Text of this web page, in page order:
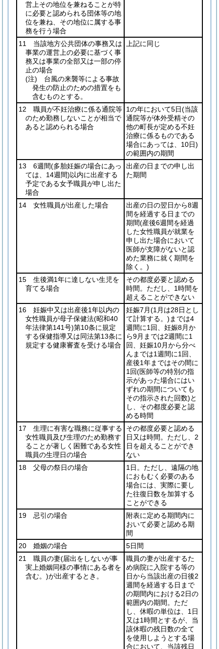
営上その地位を兼ねることが特
に必要と認められる団体等の地
位を兼ね、その地位に属する事
務を行う場合
11 当該地方公共団体の事務又は
事業の運営上の必要に基づく事
務又は事業の全部又は一部の停
止の場合
(注) 台風の来襲等による事故
発生の防止のための措置をも
含むものとする。
上記に同じ
12 職員が不妊治療に係る通院等
のため勤務しないことが相当で
あると認められる場合
1の年において5日(当該
通院等が体外受精その
他の町長が定める不妊
治療に係るものである
場合にあっては、10日)
の範囲内の期間
13 6週間(多胎妊娠の場合にあっ
ては、14週間)以内に出産する
予定である女予職員が申し出た
場合
出産の日までの申し出
た期間
14 女性職員が出産した場合
出産の日の翌日から8週
間を経過する日までの
期間(産後6週間を経過
した女性職員が就業を
申し出た場合において
医師が支障がないと認
めた業務に就く期間を
除く。)
15 生後満1年に達しない生児を
育てる場合
その都度必要と認める
時間。ただし、1時間を
超えることができない
16 妊娠中又は出産後1年以内の
女性職員が母子保健法(昭和40
年法律第141号)第10条に規定
する保健指導又は同法第13条に
規定する健康審査を受ける場合
妊娠7月(1月は28日とし
て計算する。) までは4
週間に1回、妊娠8月か
ら9月までは2週間に1
回、妊娠10月から分べ
んまでは1週間に1回、
産後1年まではその間に
1回(医師等の特別の指
示があった場合にはい
ずれの期間についても
その指示された回数)と
し、その都度必要と認
める時間
17 生理に有害な職務に従事する
女性職員及び生理のため勤務す
ることが著しく困難である女性
職員の生理日の場合
その都度必要と認める
日又は時間。ただし、2
日を超えることができ
ない
18 父母の祭日の場合
1日。ただし、遠隔の地
におもむく必要のある
場合には、実際に要し
た往復日数を加算する
ことができる
19 忌引の場合
附表に定める期間内に
おいて必要と認める期
間
20 婚姻の場合
5日間
21 職員の妻(届出をしないが事
実上婚姻同様の事情にある者を
含む。)が出産するとき。
職員の妻が出産するた
め病院に入院する等の
日から当該出産の日後2
週間を経過する日まで
の期間内における2日の
範囲内の期間。ただ
し、休暇の単位は、1日
又は1時間とするが、当
該休暇の残日数の全て
を使用しようとする場
合において、当該残日